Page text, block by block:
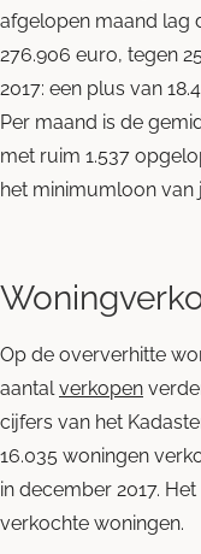
afgelopen maand lag
276.906 euro, tegen
2017: een plus van
Per maand is de
met ruim 1.537
het minimumloon van
Op de oververhitte
aantal verkopen
cijfers van het
16.035 woningen
in december 2017.
verkochte woningen.